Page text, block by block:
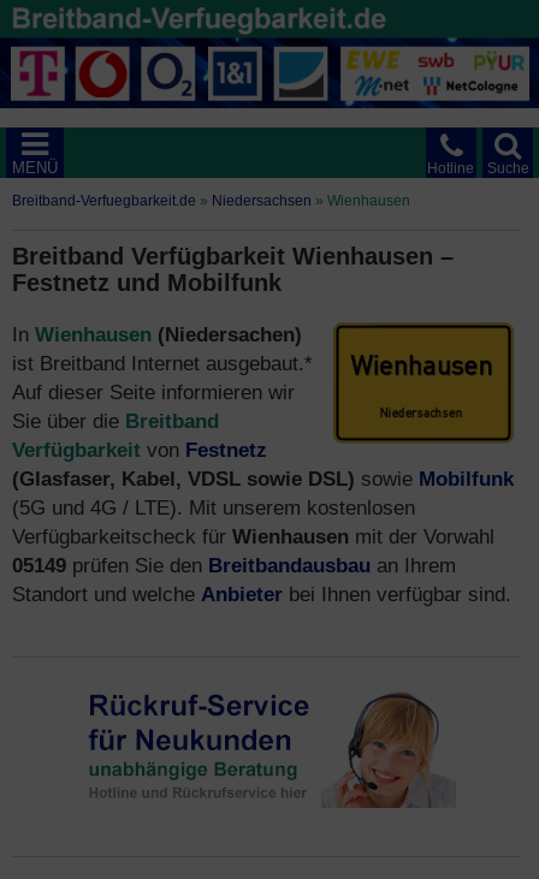
Suche
Hotline
MENÜ
Breitband-Verfuegbarkeit.de » Niedersachsen » Wienhausen
Breitband Verfügbarkeit Wienhausen –
Festnetz und Mobilfunk
In Wienhausen (Niedersachen)
ist Breitband Internet ausgebaut.*
Auf dieser Seite informieren wir
Sie über die Breitband
Verfügbarkeit von Festnetz
(Glasfaser, Kabel, VDSL sowie DSL) sowie Mobilfunk
(5G und 4G / LTE). Mit unserem kostenlosen
Verfügbarkeitscheck für Wienhausen mit der Vorwahl
05149 prüfen Sie den Breitbandausbau an Ihrem
Standort und welche Anbieter bei Ihnen verfügbar sind.